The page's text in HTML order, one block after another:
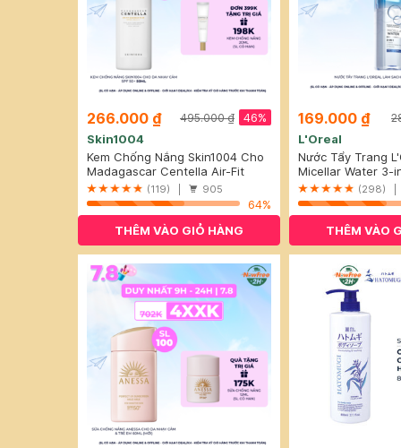
266.000 ₫ 46%
495.000 ₫
Skin1004
Kem Chống Nắng Skin1004 Cho
Da Nhạy Cảm SPF 50+ 50ml
Madagascar Centella Air-Fit
Suncream Plus SPF50+ PA++++
(119) | 905
64%
THÊM VÀO GIỎ HÀNG
169.000 ₫
L'Oreal
Nước Tẩy Trang
Sạch Sâu Trang
Micellar Water 3-
Cleansing Even
Skin
(298) |
THÊM VÀO